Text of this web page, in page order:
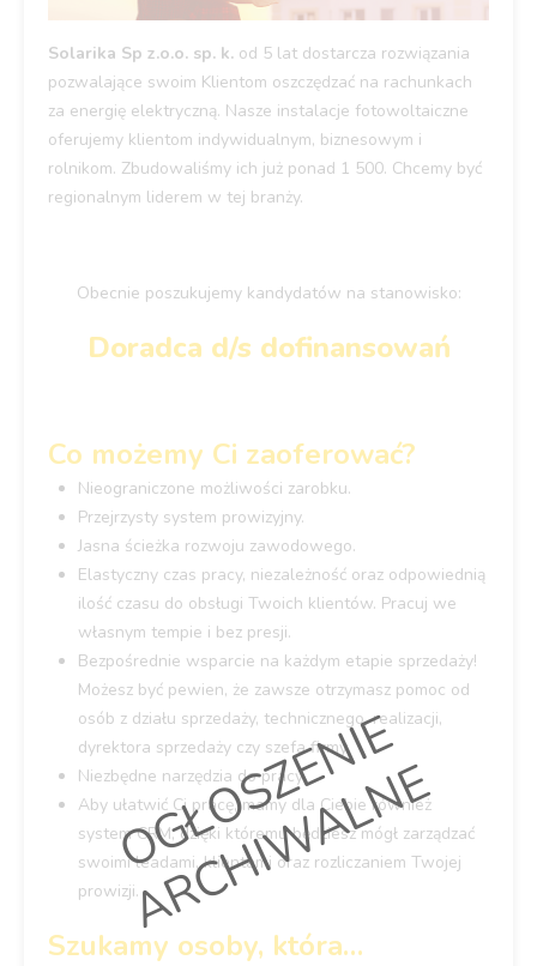
O
G
Ł
O
S
Z
E
N
I
E
A
R
C
H
I
W
A
L
N
E
Solarika Sp z.o.o. sp. k. od 5 lat dostarcza rozwiązania
pozwalające swoim Klientom oszczędzać na rachunkach
za energię elektryczną. Nasze instalacje fotowoltaiczne
oferujemy klientom indywidualnym, biznesowym i
rolnikom. Zbudowaliśmy ich już ponad 1 500. Chcemy być
regionalnym liderem w tej branży.
Obecnie poszukujemy kandydatów na stanowisko:
Doradca d/s dofinansowań
Co możemy Ci zaoferować?
Nieograniczone możliwości zarobku.
Przejrzysty system prowizyjny.
Jasna ścieżka rozwoju zawodowego.
Elastyczny czas pracy, niezależność oraz odpowiednią
ilość czasu do obsługi Twoich klientów. Pracuj we
własnym tempie i bez presji.
Bezpośrednie wsparcie na każdym etapie sprzedaży!
Możesz być pewien, że zawsze otrzymasz pomoc od
osób z działu sprzedaży, technicznego, realizacji,
dyrektora sprzedaży czy szefa firmy.
Niezbędne narzędzia do pracy.
Aby ułatwić Ci pracę, mamy dla Ciebie również
system CRM, dzięki któremu będziesz mógł zarządzać
swoimi leadami, klientami oraz rozliczaniem Twojej
prowizji.
Szukamy osoby, która…